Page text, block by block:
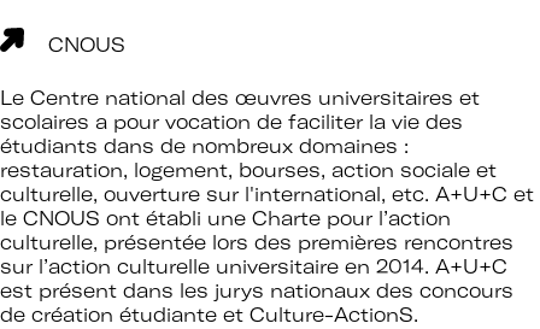
CNOUS
Le Centre national des œuvres universitaires et
scolaires a pour vocation de faciliter la vie des
étudiants dans de nombreux domaines :
restauration, logement, bourses, action sociale et
culturelle, ouverture sur l'international, etc. A+U+C et
le CNOUS ont établi une Charte pour l’action
culturelle, présentée lors des premières rencontres
sur l’action culturelle universitaire en 2014. A+U+C
est présent dans les jurys nationaux des concours
de création étudiante et Culture-ActionS.